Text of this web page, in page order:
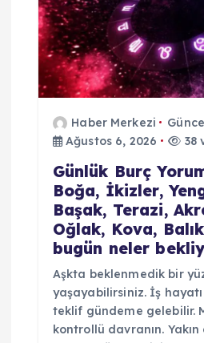
Haber Merkezi
Ağustos 6, 2026
38
Günlük Burç
Boğa, İkizler,
Başak, Terazi,
Oğlak, Kova,
bugün neler
Aşkta beklenmedik bir
yaşayabilirsiniz. İş
teklif gündeme gelebilir.
kontrollü davranın.